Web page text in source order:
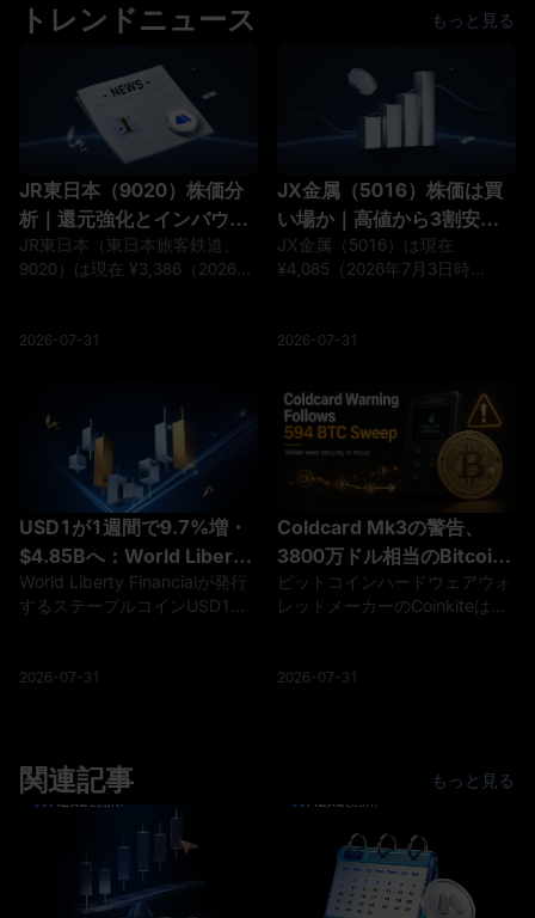
ンのサブスクリプションは8月
10日に同時に開始され、最終結
果は8月14日に公開されまし
た。21st Century Business
バル株式、債券、暗号資産のポ
式の日本銀行の金融政策会議ス
ケジュールによると、政策委員
会は7月30日と7月31日に開催
トレンドニュース もっと見る
JR東日本（9020）株価分
析｜還元強化とインバウン
ドで見直し、目標株価
¥4,091の鉄道最大手は買い
JR東日本（東日本旅客鉄道、
9020）は現在 ¥3,386（2026年
に加え不動産・駅ナカ物販が成
価は急伸し、アナリスト平均目
標株価は約¥4,091と2割の上昇
余地を示す。予想PER約15倍・
配当利回り2.5%と割高感もな
く、インバウンドと非運輸の成
長を中期の支えとみる。
2026-07-31
JX金属（5016）株価は買
い場か｜高値から3割安、
半導体材料への転換を映す
目標株価¥5,450
JX金属（5016）は現在
¥4,085（2026年7月3日時
銅製錬から半導体材料への収益
10倍増産などを好感し株価は年
初来3倍近くに急騰したが、高
値から3割安まで調整した。ア
ナリスト平均目標株価は約
¥5,450と上値余地を示すが、市
況の循環性を踏まえ見極めたい
局面とみる。
2026-07-31
USD1が1週間で9.7%増・
$4.85Bへ：World Liberty
Financial発行ステーブルコ
インが3ヶ月100パーセンタ
World Liberty Financialが発行
するステーブルコインUSD1の
しました。1週間の純増は約
2026-07-31
Coldcard Mk3の警告、
3800万ドル相当のBitcoin
掃討後に発生、原因は未確
認
ビットコインハードウェアウォ
レットメーカーのCoinkiteは、
Coldcardデバイスに影響を与え
3,800万ドル相当の594.48 BTC
Coldcardの問題がこれらの送金
を引き起こしたことを確認
2026-07-31
関連記事 もっと見る